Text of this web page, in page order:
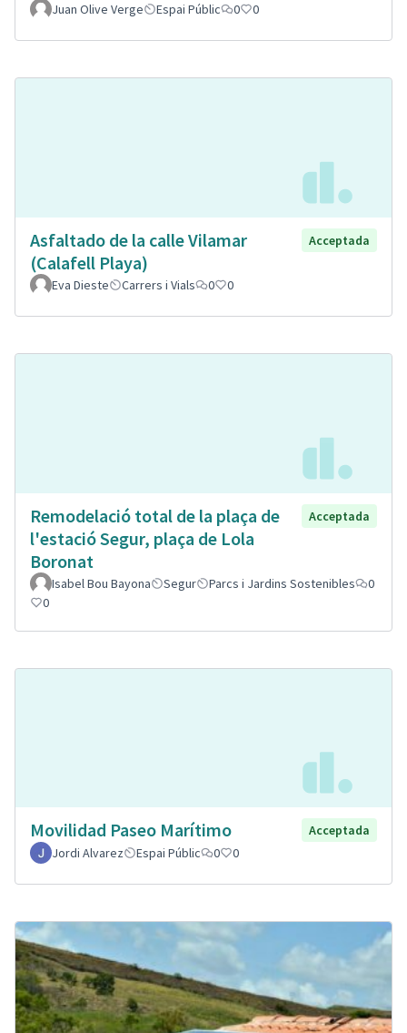
Juan Olive Verge
Espai Públic 0 0
Asfaltado de la calle Vilamar
(Calafell Playa)
Acceptada
Eva Dieste Carrers i Vials 0 0
Remodelació total de la plaça de
l'estació Segur, plaça de Lola
Boronat
Acceptada
Isabel Bou Bayona Segur Parcs i Jardins Sostenibles
0
0
Movilidad Paseo Marítimo
Acceptada
Jordi Alvarez
Espai Públic 0 0